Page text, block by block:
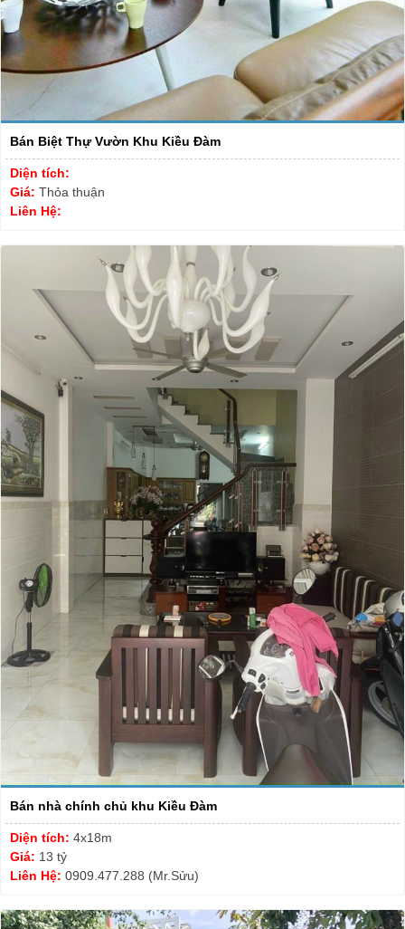
Bán Biệt Thự Vườn Khu Kiều Đàm
Diện tích:
Giá: Thỏa thuận
Liên Hệ:
Bán nhà chính chủ khu Kiều Đàm
Diện tích: 4x18m
Giá: 13 tỷ
Liên Hệ: 0909.477.288 (Mr.Sửu)